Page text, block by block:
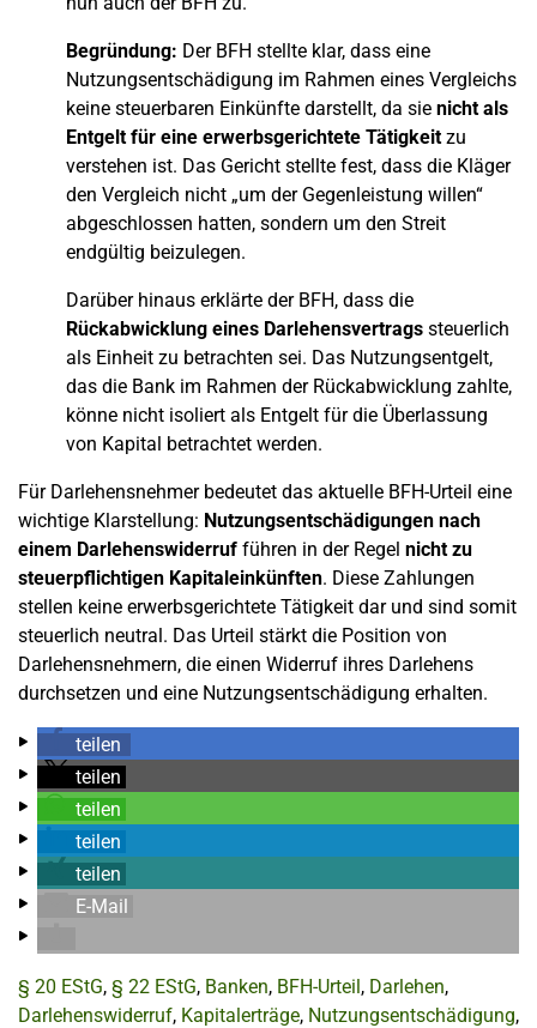
Begründung: Der BFH stellte klar, dass eine
Nutzungsentschädigung im Rahmen eines Vergleichs
keine steuerbaren Einkünfte darstellt, da sie nicht als
Entgelt für eine erwerbsgerichtete Tätigkeitzu
verstehen ist. Das Gericht stellte fest, dass die Kläger
den Vergleich nicht „um der Gegenleistung willen“
abgeschlossen hatten, sondern um den Streit
endgültig beizulegen.
Darüber hinaus erklärte der BFH, dass die
Rückabwicklung eines Darlehensvertrags steuerlich
als Einheit zu betrachten sei. Das Nutzungsentgelt,
das die Bank im Rahmen der Rückabwicklung zahlte,
könne nicht isoliert als Entgelt für die Überlassung
von Kapital betrachtet werden.
Für Darlehensnehmer bedeutet das aktuelle BFH-Urteil eine
wichtige Klarstellung: Nutzungsentschädigungen nach
einem Darlehenswiderruf führen in der Regel nicht zu
steuerpflichtigen Kapitaleinkünften. Diese Zahlungen
stellen keine erwerbsgerichtete Tätigkeit dar und sind somit
steuerlich neutral. Das Urteil stärkt die Position von
Darlehensnehmern, die einen Widerruf ihres Darlehens
durchsetzen und eine Nutzungsentschädigung erhalten.
teilen
teilen
teilen
teilen
teilen
E-Mail
§ 20 EStG, § 22 EStG, Banken, BFH-Urteil, Darlehen,
Darlehenswiderruf, Kapitalerträge, Nutzungsentschädigung,